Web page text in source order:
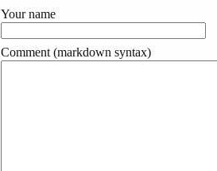
Your name
Comment (markdown syntax)